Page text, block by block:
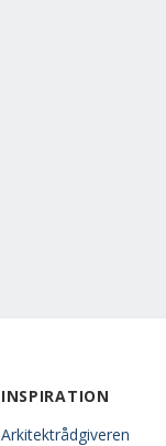
INSPIRATION
Arkitektrådgiveren